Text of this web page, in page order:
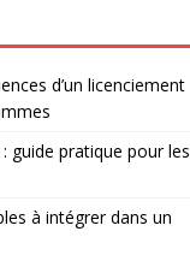
d’un licenciement
guide pratique pour les
à intégrer dans un